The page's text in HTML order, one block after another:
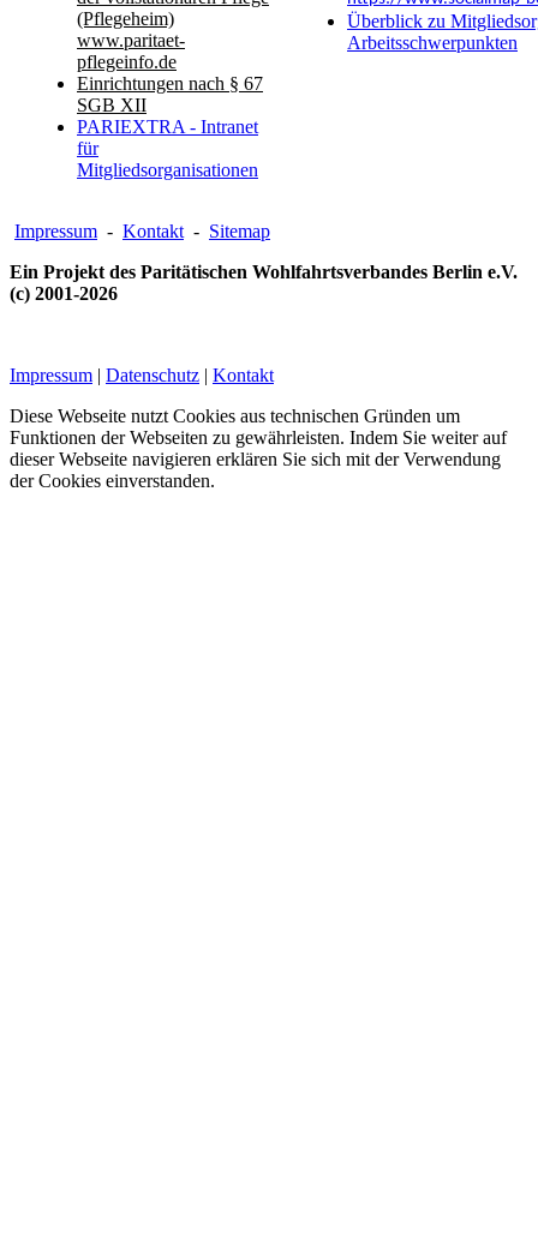
(Pflegeheim)
www.paritaet-
pflegeinfo.de
Einrichtungen nach § 67
SGB XII
PARIEXTRA - Intranet
für
Mitgliedsorganisationen
Überblick zu
Arbeitsschwerpunkten
Impressum - Kontakt - Sitemap
Ein Projekt des Paritätischen Wohlfahrtsverbandes Berlin e.V.
(c) 2001-2026
Impressum | Datenschutz | Kontakt
Diese Webseite nutzt Cookies aus technischen Gründen um
Funktionen der Webseiten zu gewährleisten. Indem Sie weiter auf
dieser Webseite navigieren erklären Sie sich mit der Verwendung
der Cookies einverstanden.